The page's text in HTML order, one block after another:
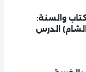
والسنة:
الدرس